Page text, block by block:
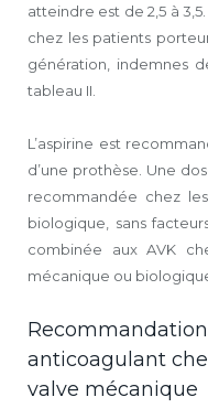
atteindre est de 2,5 à
chez les patients
génération, indemnes
tableau II.
L’aspirine est
d’une prothèse. Une
recommandée chez
biologique, sans
combinée aux AVK
mécanique ou
anticoagulant
valve mécanique